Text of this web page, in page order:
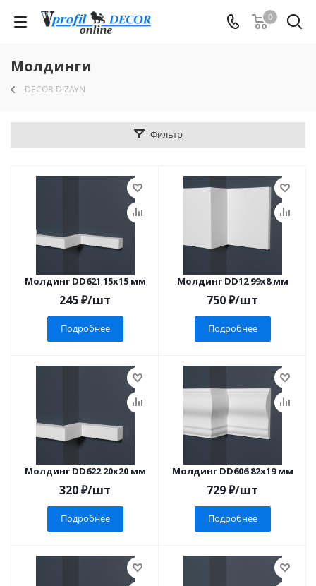
0
Молдинги
DECOR-DIZAYN
Фильтр
Молдинг DD621 15x15 мм
245₽/шт
Подробнее
Молдинг DD12 99x8 мм
750₽/шт
Подробнее
Молдинг DD622 20x20 мм
320₽/шт
Подробнее
Молдинг DD606 82x19 мм
729₽/шт
Подробнее